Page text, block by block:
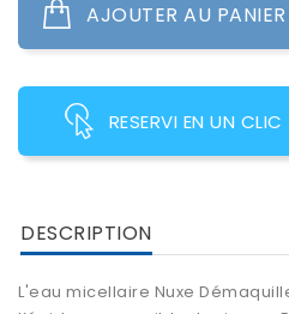
AJOUTER AU PANIER
RESERVI EN UN CLIC
DESCRIPTION
L'eau micellaire Nuxe